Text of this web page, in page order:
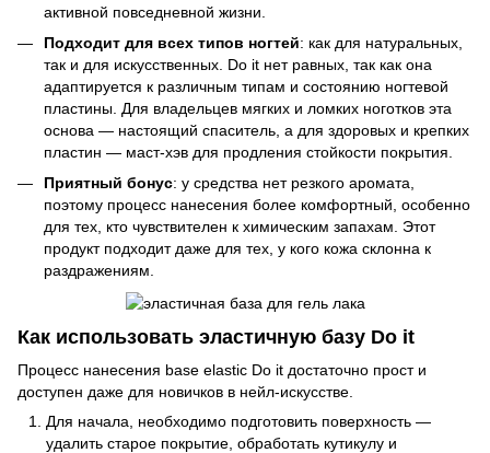
активной повседневной жизни.
Подходит для всех типов ногтей: как для натуральных,
так и для искусственных. Do it нет равных, так как она
адаптируется к различным типам и состоянию ногтевой
пластины. Для владельцев мягких и ломких ноготков эта
основа — настоящий спаситель, а для здоровых и крепких
пластин — маст-хэв для продления стойкости покрытия.
Приятный бонус: у средства нет резкого аромата,
поэтому процесс нанесения более комфортный, особенно
для тех, кто чувствителен к химическим запахам. Этот
продукт подходит даже для тех, у кого кожа склонна к
раздражениям.
Как использовать эластичную базу Do it
Процесс нанесения base elastic Do it достаточно прост и
доступен даже для новичков в нейл-искусстве.
Для начала, необходимо подготовить поверхность —
удалить старое покрытие, обработать кутикулу и